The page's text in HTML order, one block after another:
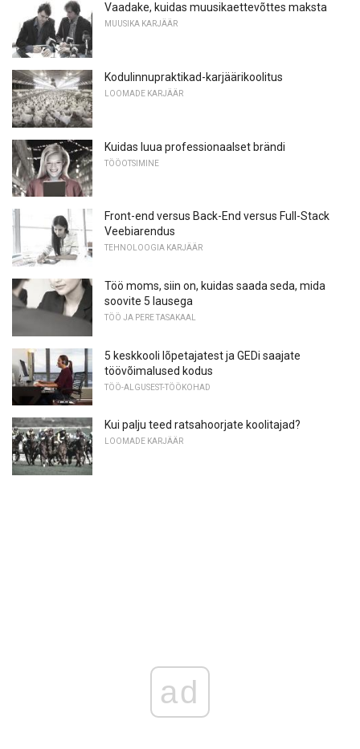
Vaadake, kuidas muusikaettevõttes maksta
MUUSIKA KARJÄÄR
Kodulinnupraktikad-karjäärikoolitus
LOOMADE KARJÄÄR
Kuidas luua professionaalset brändi
TÖÖOTSIMINE
Front-end versus Back-End versus Full-Stack
Veebiarendus
TEHNOLOOGIA KARJÄÄR
Töö moms, siin on, kuidas saada seda, mida
soovite 5 lausega
TÖÖ JA PERE TASAKAAL
5 keskkooli lõpetajatest ja GEDi saajate
töövõimalused kodus
TÖÖ-ALGUSEST-TÖÖKOHAD
Kui palju teed ratsahoorjate koolitajad?
LOOMADE KARJÄÄR
ad